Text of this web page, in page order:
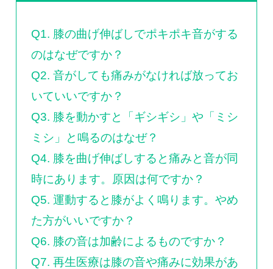
Q1. 膝の曲げ伸ばしでポキポキ音がする
のはなぜですか？
Q2. 音がしても痛みがなければ放ってお
いていいですか？
Q3. 膝を動かすと「ギシギシ」や「ミシ
ミシ」と鳴るのはなぜ？
Q4. 膝を曲げ伸ばしすると痛みと音が同
時にあります。原因は何ですか？
Q5. 運動すると膝がよく鳴ります。やめ
た方がいいですか？
Q6. 膝の音は加齢によるものですか？
Q7. 再生医療は膝の音や痛みに効果があ